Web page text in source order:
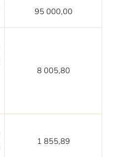
95 000,00
8 005,80
1 855,89